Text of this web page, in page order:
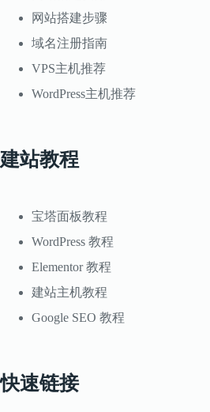
网站搭建步骤
域名注册指南
VPS主机推荐
WordPress主机推荐
建站教程
宝塔面板教程
WordPress 教程
Elementor 教程
建站主机教程
Google SEO 教程
快速链接